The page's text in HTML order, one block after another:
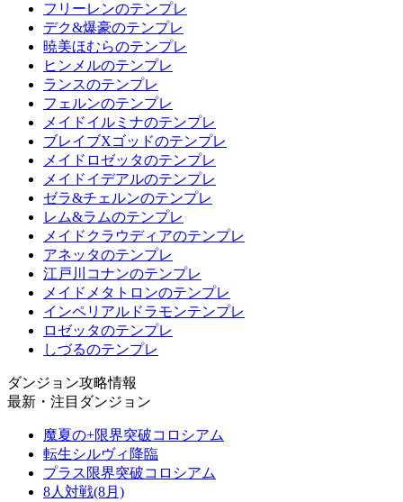
フリーレンのテンプレ
デク&爆豪のテンプレ
暁美ほむらのテンプレ
ヒンメルのテンプレ
ランスのテンプレ
フェルンのテンプレ
メイドイルミナのテンプレ
ブレイブXゴッドのテンプレ
メイドロゼッタのテンプレ
メイドイデアルのテンプレ
ゼラ&チェルンのテンプレ
レム&ラムのテンプレ
メイドクラウディアのテンプレ
アネッタのテンプレ
江戸川コナンのテンプレ
メイドメタトロンのテンプレ
インペリアルドラモンテンプレ
ロゼッタのテンプレ
しづるのテンプレ
ダンジョン攻略情報
最新・注目ダンジョン
魔夏の+限界突破コロシアム
転生シルヴィ降臨
プラス限界突破コロシアム
8人対戦(8月)